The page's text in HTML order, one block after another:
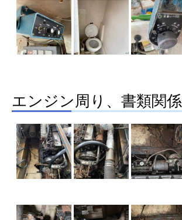
エンジン周り、書類関係